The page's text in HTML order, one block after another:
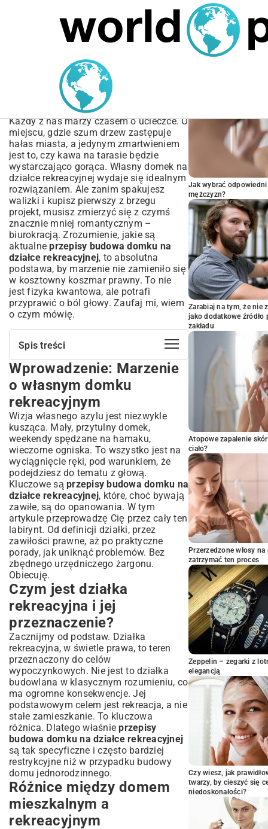
MARIUSZ ŁAMAGA 04.10.2025
Przepisy Budowa Domku
na Działce Rekreacyjnej:
Kompletny Poradnik
Każdy z nas marzy czasem o ucieczce. O
miejscu, gdzie szum drzew zastępuje
hałas miasta, a jedynym zmartwieniem
jest to, czy kawa na tarasie będzie
wystarczająco gorąca. Własny domek na
działce rekreacyjnej wydaje się idealnym
rozwiązaniem. Ale zanim spakujesz
walizki i kupisz pierwszy z brzegu
projekt, musisz zmierzyć się z czymś
znacznie mniej romantycznym –
biurokracją. Zrozumienie, jakie są
aktualneprzepisy budowa domku na
działce rekreacyjnej, to absolutna
podstawa, by marzenie nie zamieniło się
w kosztowny koszmar prawny. To nie
jest fizyka kwantowa, ale potrafi
przyprawić o ból głowy. Zaufaj mi, wiem
o czym mówię.
Spis treści
Wprowadzenie: Marzenie o własnym
domku rekreacyjnym
Czym jest działka rekreacyjna i jej
przeznaczenie?
Różnice między domem mieszkalnym a
rekreacyjnym
Podstawy prawne budowy domku na
działce rekreacyjnej
Ustawa Prawo Budowlane w kontekście
działek rekreacyjnych
Znaczenie Miejscowego Planu
Zagospodarowania Przestrzennego
(MPZP)
Warunki zabudowy – kiedy są
konieczne?
Procedury budowlane: Od zgłoszenia do
pozwolenia
Domek do 35 m² – zasady budowy bez
pozwolenia
Kiedy wymagane jest zgłoszenie budowy?
Pozwolenie na budowę – proces i
wymagane dokumenty
Kluczowe aspekty projektowe i
techniczne
Przyłącza mediów: Woda, prąd,
kanalizacja/szambo
Odległości od granic działki i sąsiadujących
obiektów
Wybór odpowiedniego projektu domku
rekreacyjnego
Jak uniknąć problemów prawnych i
konsekwencji samowoli
Ryzyko i kary związane z samowolą
budowlaną
Legalne użytkowanie domku rekreacyjnego
– co musisz wiedzieć?
Podsumowanie: Twój wymarzony
Wprowadzenie: Marzenie
o własnym domku
rekreacyjnym
Wizja własnego azylu jest niezwykle
kusząca. Mały, przytulny domek,
weekendy spędzane na hamaku,
wieczorne ogniska. To wszystko jest na
wyciągnięcie ręki, pod warunkiem, że
podejdziesz do tematu z głową.
Kluczowe są przepisy budowa domku na
działce rekreacyjnej, które, choć bywają
zawiłe, są do opanowania. W tym
artykule przeprowadzę Cię przez cały ten
labirynt. Od definicji działki, przez
zawiłości prawne, aż po praktyczne
porady, jak uniknąć problemów. Bez
zbędnego urzędniczego żargonu.
Obiecuję.
Czym jest działka
rekreacyjna i jej
przeznaczenie?
Zacznijmy od podstaw. Działka
rekreacyjna, w świetle prawa, to teren
przeznaczony do celów
wypoczynkowych. Nie jest to działka
budowlana w klasycznym rozumieniu, co
ma ogromne konsekwencje. Jej
podstawowym celem jest rekreacja, a nie
stałe zamieszkanie. To kluczowa
różnica. Dlatego właśnieprzepisy
budowa domku na działce rekreacyjnej
są tak specyficzne i często bardziej
restrykcyjne niż w przypadku budowy
domu jednorodzinnego.
Różnice między domem
mieszkalnym a
rekreacyjnym
Jak wybrać
mężczyzn?
Zarabiaj na tym, że nie
jako dodatkowe
zakładu
Atopowe zapalenie
ciało?
Przerzedzone włosy
zatrzymać ten proces
Zeppelin – zegarki z
elegancją
Czy wiesz, jak
twarzy, by cieszyć się
niedoskonałości?